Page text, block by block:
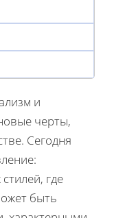
и
черты,
Сегодня
где
быть